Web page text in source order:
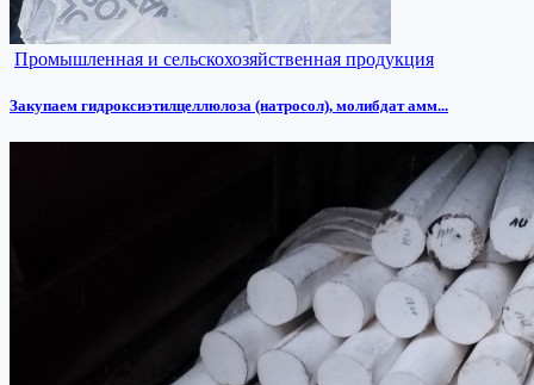
Промышленная и сельскохозяйственная продукция
Закупаем гидроксиэтилцеллюлоза (натросол), молибдат амм...